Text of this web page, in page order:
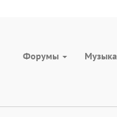
Форумы Музыка